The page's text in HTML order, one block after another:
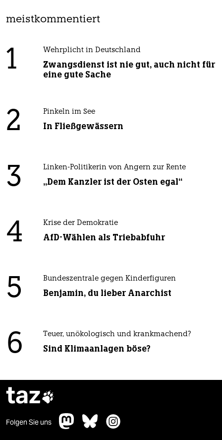
meistkommentiert
1 Wehrplicht in Deutschland
Zwangsdienst ist nie gut, auch nicht für
eine gute Sache
2 Pinkeln im See
In Fließgewässern
3 Linken-Politikerin von Angern zur Rente
„Dem Kanzler ist der Osten egal“
4 Krise der Demokratie
AfD-Wählen als Triebabfuhr
5 Bundeszentrale gegen Kinderfiguren
Benjamin, du lieber Anarchist
6 Teuer, unökologisch und krankmachend?
Sind Klimaanlagen böse?
taz
Folgen Sie uns